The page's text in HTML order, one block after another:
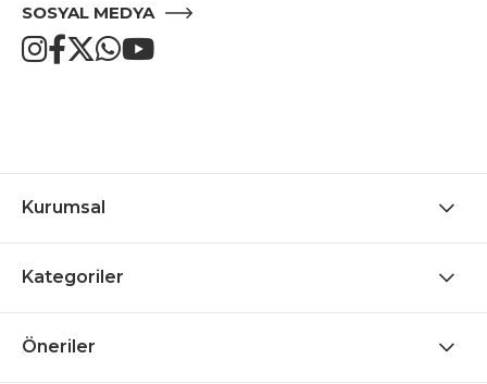
SOSYAL MEDYA
Kurumsal
Kategoriler
Öneriler